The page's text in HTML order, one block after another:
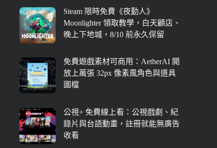
Steam 限時免費《夜勤人》
Moonlighter 領取教學，白天顧店、
晚上下地城，8/10 前永久保留
免費遊戲素材可商用：AetherAI 開
放上萬張 32px 像素風角色與道具
圖檔
公視+ 免費線上看：公視戲劇、紀
錄片與台語動畫，註冊就能無廣告
收看